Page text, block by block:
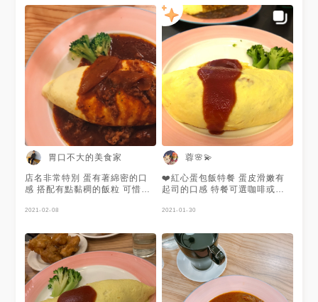
味秘訣的第一步是拿起湯匙 所
以拿叉子吃就變難吃了嗎🤔
還熱的，我也沒說要去冰） 布
丁不是布丁吧，是奶酪（裡面好
像是麥茶還是紅茶口味，所以有
黑點） 可樂餅蠻好吃的可惜有
一點油味😢 來可以吃蛋包飯就
好，不建議點配餐 #公館站 #公
館 #台大
胃口不大的美食家
店名非常特別 蛋有著綿密的口
感 搭配有點黏稠的飯粒 可惜咖
更足夠 價格很優惠
2021-02-08
蓉🌸💫
❤️紅心蛋包飯特餐 蛋皮滑嫩有
起司的口感 特餐可選咖啡或紅
2021-01-30